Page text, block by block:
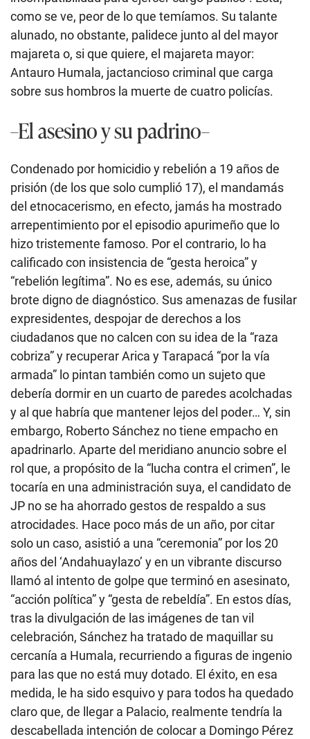
como se ve, peor de lo que temíamos. Su talante
alunado, no obstante, palidece junto al del mayor
majareta o, si que quiere, el majareta mayor:
Antauro Humala, jactancioso criminal que carga
sobre sus hombros la muerte de cuatro policías.
–El asesino y su padrino–
Condenado por homicidio y rebelión a 19 años de
prisión (de los que solo cumplió 17), el mandamás
del etnocacerismo, en efecto, jamás ha mostrado
arrepentimiento por el episodio apurimeño que lo
hizo tristemente famoso. Por el contrario, lo ha
calificado con insistencia de “gesta heroica” y
“rebelión legítima”. No es ese, además, su único
brote digno de diagnóstico. Sus amenazas de fusilar
expresidentes, despojar de derechos a los
ciudadanos que no calcen con su idea de la “raza
cobriza” y recuperar Arica y Tarapacá “por la vía
armada” lo pintan también como un sujeto que
debería dormir en un cuarto de paredes acolchadas
y al que habría que mantener lejos del poder… Y, sin
embargo, Roberto Sánchez no tiene empacho en
apadrinarlo. Aparte del meridiano anuncio sobre el
rol que, a propósito de la “lucha contra el crimen”, le
tocaría en una administración suya, el candidato de
JP no se ha ahorrado gestos de respaldo a sus
atrocidades. Hace poco más de un año, por citar
solo un caso, asistió a una “ceremonia” por los 20
años del ‘Andahuaylazo’ y en un vibrante discurso
llamó al intento de golpe que terminó en asesinato,
“acción política” y “gesta de rebeldía”. En estos días,
tras la divulgación de las imágenes de tan vil
celebración, Sánchez ha tratado de maquillar su
cercanía a Humala, recurriendo a figuras de ingenio
para las que no está muy dotado. El éxito, en esa
medida, le ha sido esquivo y para todos ha quedado
claro que, de llegar a Palacio, realmente tendría la
descabellada intención de colocar a Domingo Pérez